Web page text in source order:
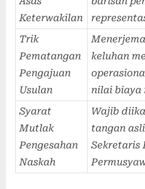
Keterwakilan
Trik
Pematangan
Pengajuan
Usulan
keluhan
nilai biaya
Syarat
Mutlak
Pengesahan
Naskah
Wajib
tangan
Sekretaris